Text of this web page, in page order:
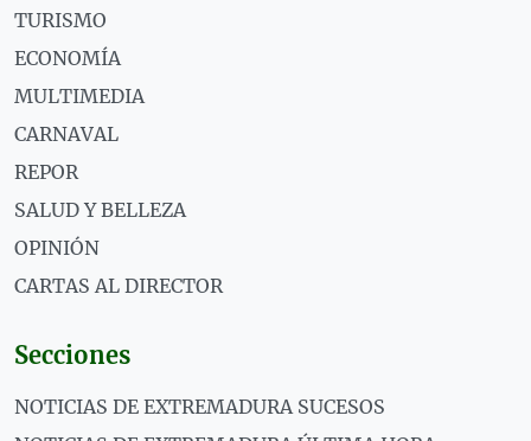
TURISMO
ECONOMÍA
MULTIMEDIA
CARNAVAL
REPOR
SALUD Y BELLEZA
OPINIÓN
CARTAS AL DIRECTOR
Secciones
NOTICIAS DE EXTREMADURA SUCESOS